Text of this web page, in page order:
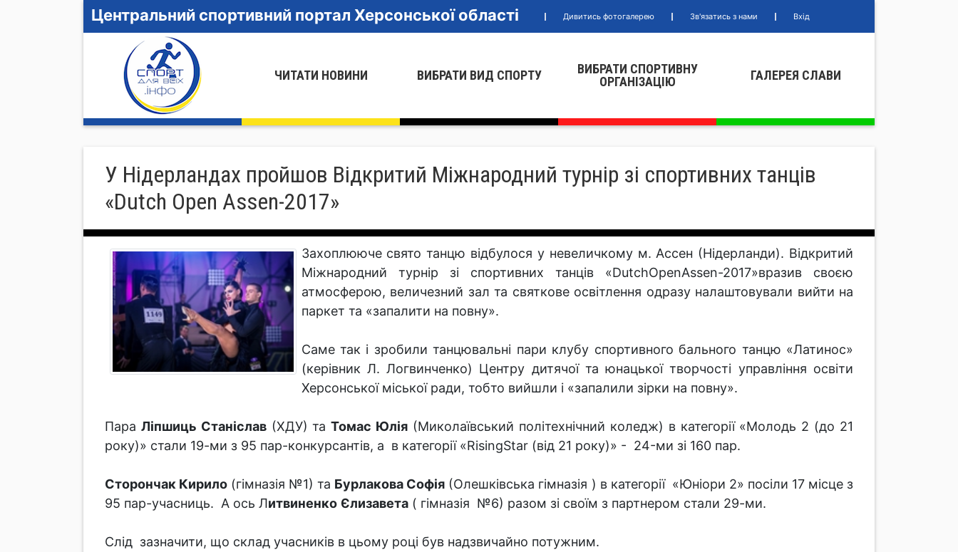
Центральний спортивний портал Херсонської області Дивитись фотогалерею Зв'язатись з нами Вхід
ЧИТАТИ НОВИНИ ВИБРАТИ ВИД СПОРТУ
ВИБРАТИ СПОРТИВНУ
ОРГАНIЗАЦIЮ
ГАЛЕРЕЯ СЛАВИ
У Нідерландах пройшов Відкритий Міжнародний турнір зі спортивних танців
«Dutch Open Assen-2017»
Захоплююче свято танцю відбулося у невеличкому м. Ассен (Нідерланди). Відкритий
Міжнародний турнір зі спортивних танців «DutchOpenAssen-2017»вразив своєю
атмосферою, величезний зал та святкове освітлення одразу налаштовували вийти на
паркет та «запалити на повну».
Саме так і зробили танцювальні пари клубу спортивного бального танцю «Латинос»
(керівник Л. Логвинченко) Центру дитячої та юнацької творчості управління освіти
Херсонської міської ради, тобто вийшли і «запалили зірки на повну».
Пара Ліпшиць Станіслав(ХДУ) таТомас Юлія (Миколаївський політехнічний коледж) в категорії «Молодь 2 (до 21
року)» стали 19-ми з 95 пар-конкурсантів, а в категорії «RisingStar (від 21 року)» - 24-ми зі 160 пар.
Сторончак Кирило (гімназія №1) та Бурлакова Софія (Олешківська гімназія ) в категорії «Юніори 2» посіли 17 місце з
95 пар-учасниць. А ось Литвиненко Єлизавета ( гімназія №6) разом зі своїм з партнером стали 29-ми.
Слід зазначити, що склад учасників в цьому році був надзвичайно потужним.